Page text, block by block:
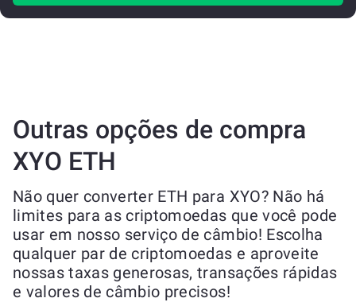
Outras opções de compra
XYO ETH
Não quer converter ETH para XYO? Não há
limites para as criptomoedas que você pode
usar em nosso serviço de câmbio! Escolha
qualquer par de criptomoedas e aproveite
nossas taxas generosas, transações rápidas
e valores de câmbio precisos!